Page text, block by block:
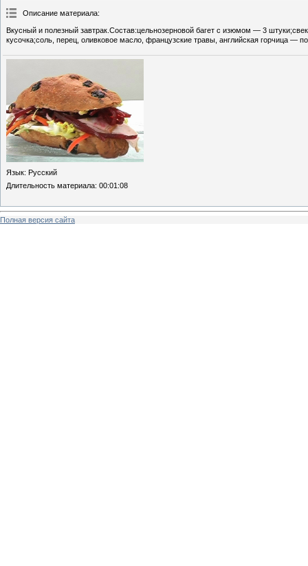
Описание материала:
Вкусный и полезный завтрак.Состав:цельнозерновой багет с изюмом — 3
кусочка;соль, перец, оливковое масло, французские травы, английская горчица —
Язык: Русский
Длительность материала: 00:01:08
Полная версия сайта